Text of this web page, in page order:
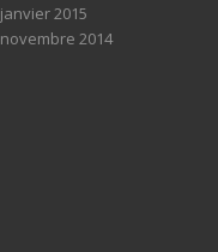
janvier 2015
novembre 2014